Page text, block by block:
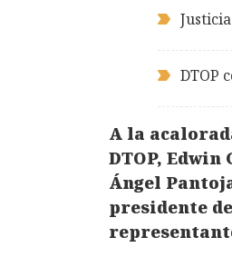
DTOP
A la
DTOP,
Ángel
presidente